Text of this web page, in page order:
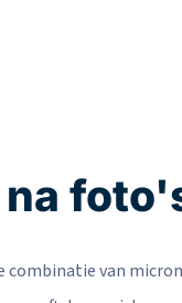
na
van